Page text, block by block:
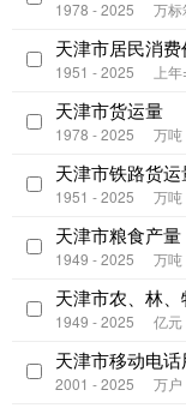
1978 - 2025 万标
天津市居民消
1951 - 2025 上
天津市货运量
1978 - 2025 万吨
天津市铁路货运
1951 - 2025 万吨
天津市粮食产量
1949 - 2025 万吨
天津市农、林
1949 - 2025 亿元
天津市移动电话
2001 - 2025 万户